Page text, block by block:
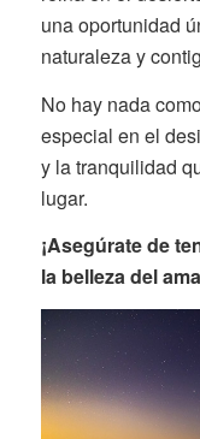
una oportunidad
naturaleza y
No hay nada
especial en el
y la tranquilidad
lugar.
¡Asegúrate de
la belleza del